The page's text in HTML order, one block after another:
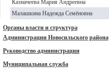
Казначеева Мария Андреевна
Малашкина Надежда Семёновна
Органы власти и структура
Администрации Новосильского района
Руководство администрации
Муниципальная служба